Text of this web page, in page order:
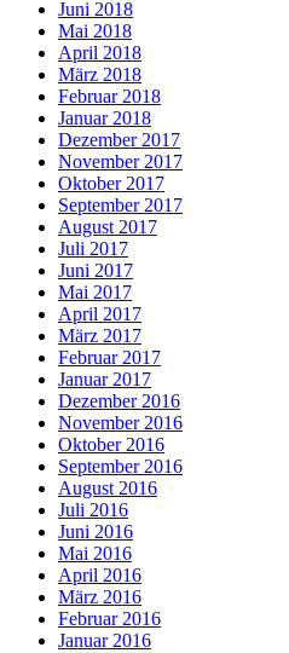
Juni 2018
Mai 2018
April 2018
März 2018
Februar 2018
Januar 2018
Dezember 2017
November 2017
Oktober 2017
September 2017
August 2017
Juli 2017
Juni 2017
Mai 2017
April 2017
März 2017
Februar 2017
Januar 2017
Dezember 2016
November 2016
Oktober 2016
September 2016
August 2016
Juli 2016
Juni 2016
Mai 2016
April 2016
März 2016
Februar 2016
Januar 2016